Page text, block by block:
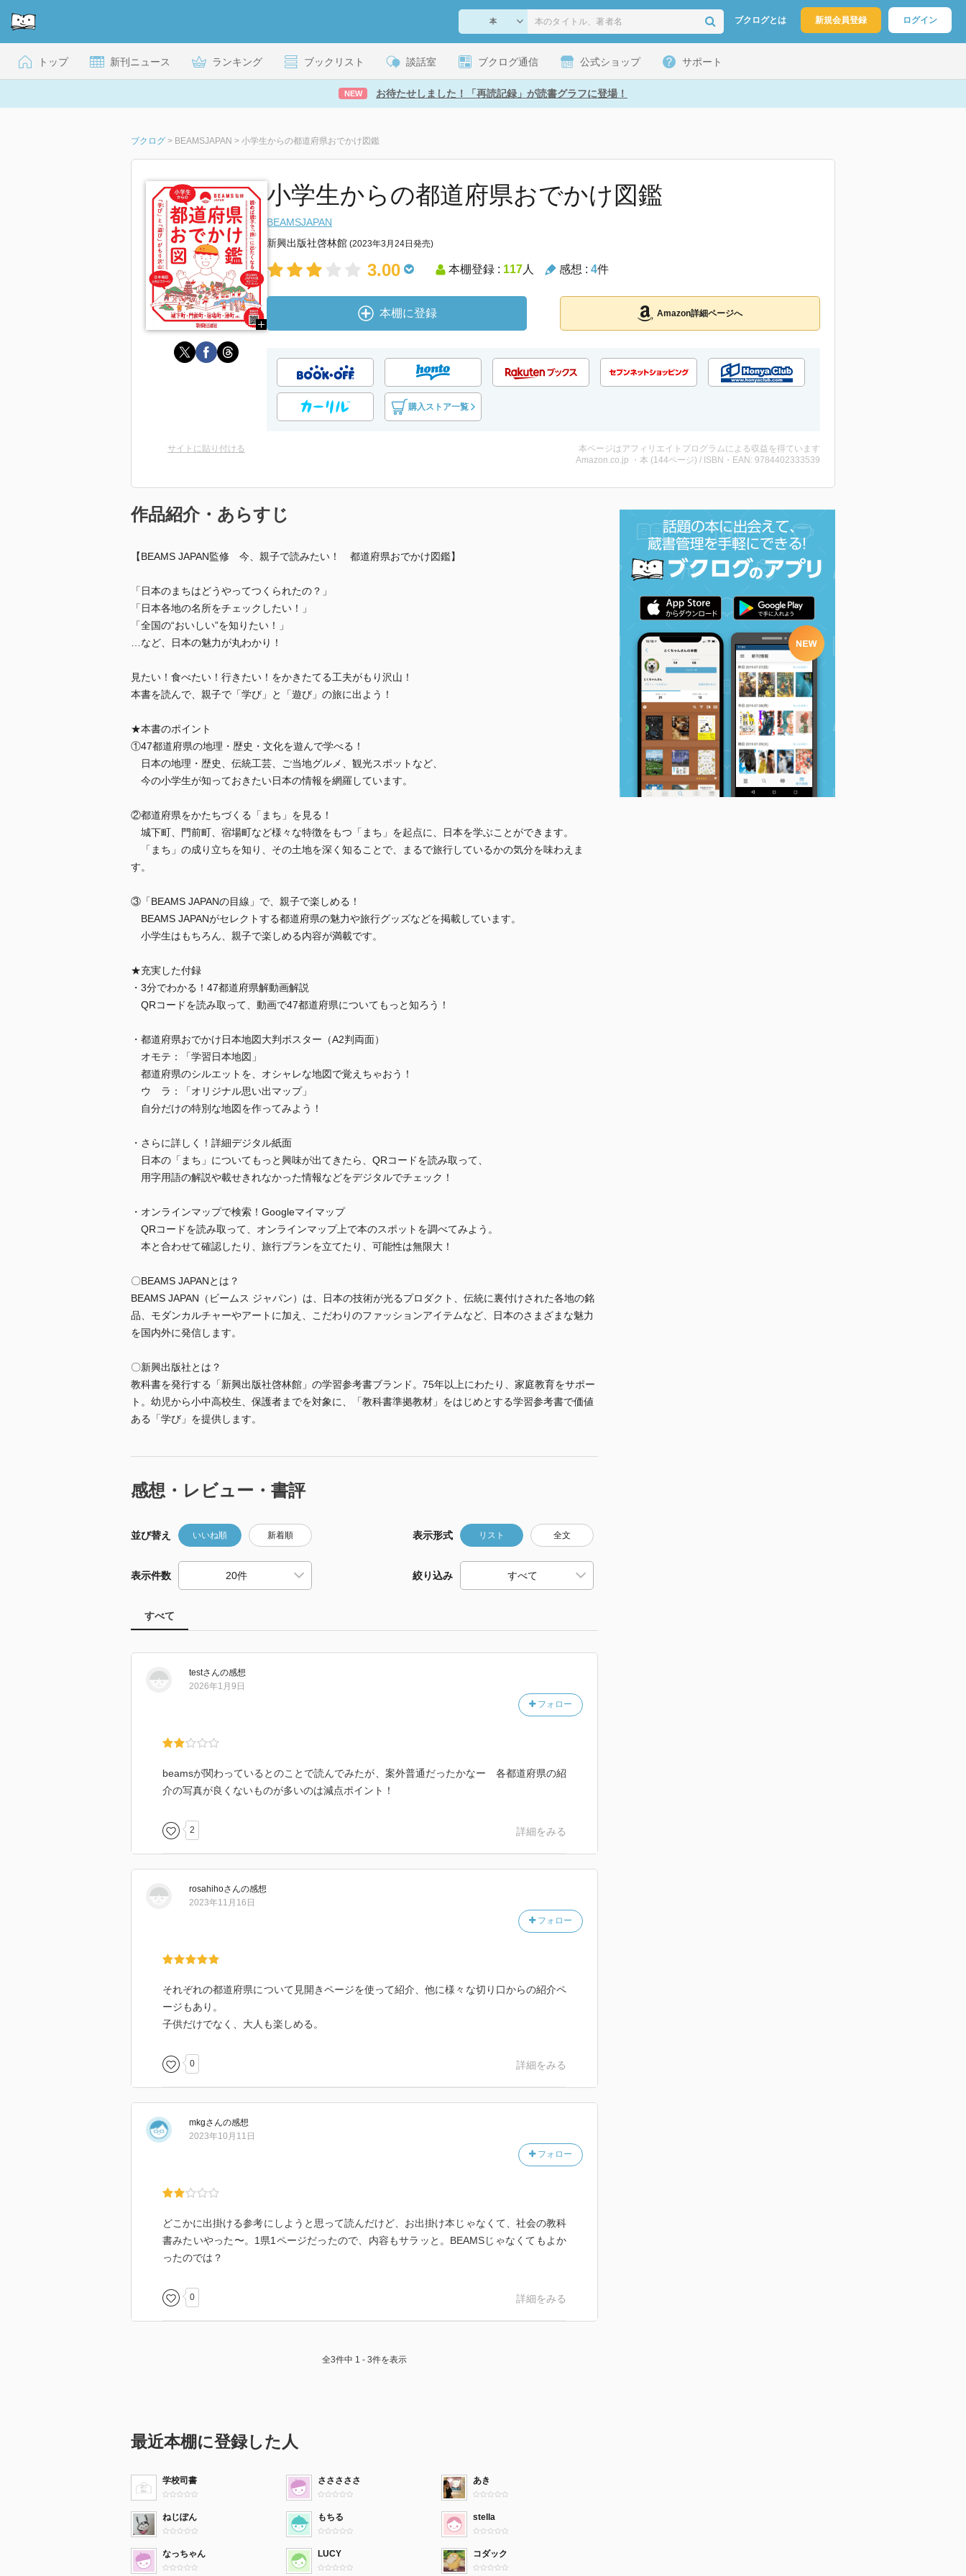
ブクログとは 新規会員登録 ログイン
トップ 新刊ニュース ランキング ブックリスト 談話室 ブクログ通信 公式ショップ サポート
NEW お待たせしました！「再読記録」が読書グラフに登場！
ブクログ > BEAMSJAPAN > 小学生からの都道府県おでかけ図鑑
小学生からの都道府県おでかけ図鑑
BEAMSJAPAN
新興出版社啓林館 (2023年3月24日発売)
3.00 本棚登録 : 117人 感想 : 4件
本棚に登録 Amazon詳細ページへ
購入ストア一覧
サイトに貼り付ける
本ページはアフィリエイトプログラムによる収益を得ています
Amazon.co.jp ・本 (144ページ) / ISBN・EAN: 9784402333539
作品紹介・あらすじ
【BEAMS JAPAN監修 今、親子で読みたい！ 都道府県おでかけ図鑑】
「日本のまちはどうやってつくられたの？」
「日本各地の名所をチェックしたい！」
「全国の“おいしい”を知りたい！」
…など、日本の魅力が丸わかり！
見たい！食べたい！行きたい！をかきたてる工夫がもり沢山！
本書を読んで、親子で「学び」と「遊び」の旅に出よう！
★本書のポイント
①47都道府県の地理・歴史・文化を遊んで学べる！
日本の地理・歴史、伝統工芸、ご当地グルメ、観光スポットなど、
今の小学生が知っておきたい日本の情報を網羅しています。
②都道府県をかたちづくる「まち」を見る！
城下町、門前町、宿場町など様々な特徴をもつ「まち」を起点に、日本を学ぶことができます。
「まち」の成り立ちを知り、その土地を深く知ることで、まるで旅行しているかの気分を味わえま
す。
③「BEAMS JAPANの目線」で、親子で楽しめる！
BEAMS JAPANがセレクトする都道府県の魅力や旅行グッズなどを掲載しています。
小学生はもちろん、親子で楽しめる内容が満載です。
★充実した付録
・3分でわかる！47都道府県解動画解説
QRコードを読み取って、動画で47都道府県についてもっと知ろう！
・都道府県おでかけ日本地図大判ポスター（A2判両面）
オモテ：「学習日本地図」
都道府県のシルエットを、オシャレな地図で覚えちゃおう！
ウ ラ：「オリジナル思い出マップ」
自分だけの特別な地図を作ってみよう！
・さらに詳しく！詳細デジタル紙面
日本の「まち」についてもっと興味が出てきたら、QRコードを読み取って、
用字用語の解説や載せきれなかった情報などをデジタルでチェック！
・オンラインマップで検索！Googleマイマップ
QRコードを読み取って、オンラインマップ上で本のスポットを調べてみよう。
本と合わせて確認したり、旅行プランを立てたり、可能性は無限大！
〇BEAMS JAPANとは？
BEAMS JAPAN（ビームス ジャパン）は、日本の技術が光るプロダクト、伝統に裏付けされた各地の銘
品、モダンカルチャーやアートに加え、こだわりのファッションアイテムなど、日本のさまざまな魅力
を国内外に発信します。
〇新興出版社とは？
教科書を発行する「新興出版社啓林館」の学習参考書ブランド。75年以上にわたり、家庭教育をサポー
ト。幼児から小中高校生、保護者までを対象に、「教科書準拠教材」をはじめとする学習参考書で価値
ある「学び」を提供します。
感想・レビュー・書評
並び替え いいね順 新着順 表示形式 リスト 全文
表示件数 絞り込み
すべて
testさんの感想
フォロー
2026年1月9日
beamsが関わっているとのことで読んでみたが、案外普通だったかなー 各都道府県の紹
介の写真が良くないものが多いのは減点ポイント！
2 詳細をみる
rosahihoさんの感想
フォロー
2023年11月16日
それぞれの都道府県について見開きページを使って紹介、他に様々な切り口からの紹介ペ
ージもあり。
子供だけでなく、大人も楽しめる。
0 詳細をみる
mkgさんの感想
フォロー
2023年10月11日
どこかに出掛ける参考にしようと思って読んだけど、お出掛け本じゃなくて、社会の教科
書みたいやった〜。1県1ページだったので、内容もサラッと。BEAMSじゃなくてもよか
ったのでは？
0 詳細をみる
全3件中 1 - 3件を表示
最近本棚に登録した人
学校司書 さささささ あき
ねじぽん もちる stella
なっちゃん LUCY コダック